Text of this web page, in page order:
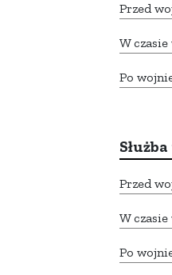
Przed
W czasie
Po
Przed
W czasie
Po